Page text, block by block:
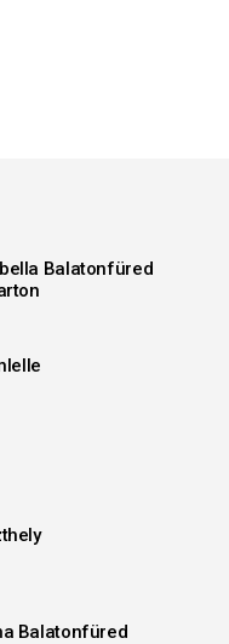
Balatonfüred
Balatonfüred